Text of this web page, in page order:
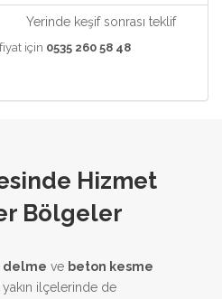
Yerinde keşif sonrası teklif
için 0535 260 58 48
Hizmet
Bölgeler
delme ve beton kesme
ilçelerinde de